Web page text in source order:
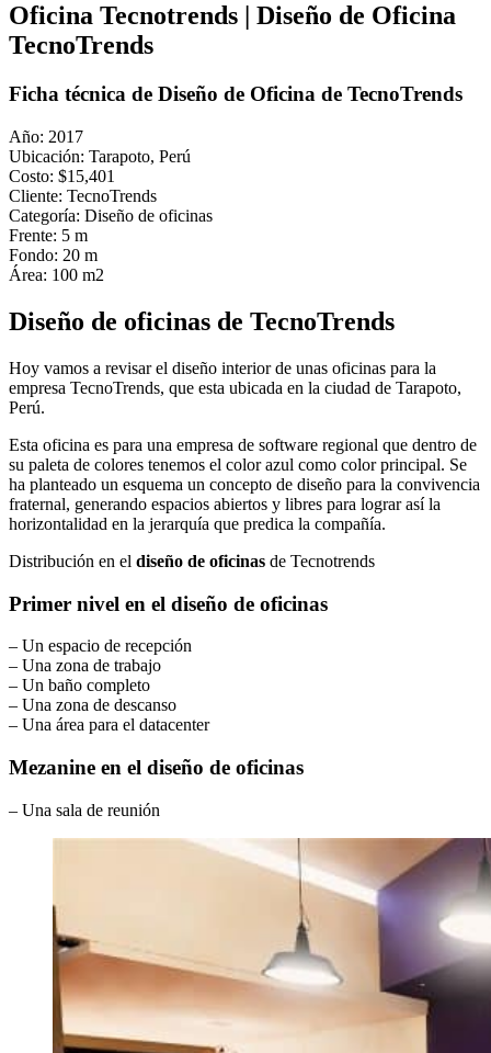
Oficina Tecnotrends | Diseño de Oficina
TecnoTrends
Ficha técnica de Diseño de Oficina de TecnoTrends
Año: 2017
Ubicación: Tarapoto, Perú
Costo: $15,401
Cliente: TecnoTrends
Categoría: Diseño de oficinas
Frente: 5 m
Fondo: 20 m
Área: 100 m2
Diseño de oficinas de TecnoTrends
Hoy vamos a revisar el diseño interior de unas oficinas para la
empresa TecnoTrends, que esta ubicada en la ciudad de Tarapoto,
Perú.
Esta oficina es para una empresa de software regional que dentro de
su paleta de colores tenemos el color azul como color principal. Se
ha planteado un esquema un concepto de diseño para la convivencia
fraternal, generando espacios abiertos y libres para lograr así la
horizontalidad en la jerarquía que predica la compañía.
Distribución en el diseño de oficinas de Tecnotrends
Primer nivel en el diseño de oficinas
– Un espacio de recepción
– Una zona de trabajo
– Un baño completo
– Una zona de descanso
– Una área para el datacenter
Mezanine en el diseño de oficinas
– Una sala de reunión